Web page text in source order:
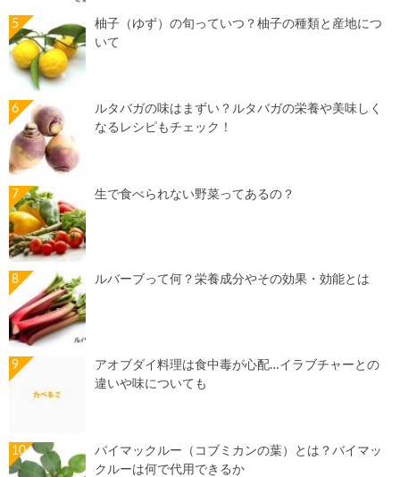
柚子（ゆず）の旬っていつ？柚子の種類と産地につ
いて
ルタバガの味はまずい？ルタバガの栄養や美味しく
なるレシピもチェック！
生で食べられない野菜ってあるの？
ルバーブって何？栄養成分やその効果・効能とは
アオブダイ料理は食中毒が心配…イラブチャーとの
違いや味についても
バイマックルー（コブミカンの葉）とは？バイマッ
クルーは何で代用できるか